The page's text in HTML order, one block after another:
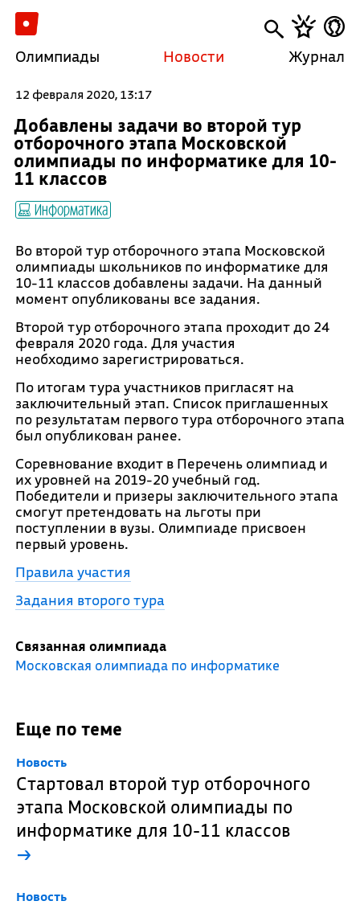
Олимпиады Новости Журнал
12 февраля 2020, 13:17
Добавлены задачи во второй тур
отборочного этапа Московской
олимпиады по информатике для 10-
11 классов
Информатика
Во второй тур отборочного этапа Московской
олимпиады школьников по информатике для
10-11 классов добавлены задачи. На данный
момент опубликованы все задания.
Второй тур отборочного этапа проходит до 24
февраля 2020 года. Для участия
необходимо зарегистрироваться.
По итогам тура участников пригласят на
заключительный этап. Список приглашенных
по результатам первого тура отборочного этапа
был опубликован ранее.
Соревнование входит в Перечень олимпиад и
их уровней на 2019-20 учебный год.
Победители и призеры заключительного этапа
смогут претендовать на льготы при
поступлении в вузы. Олимпиаде присвоен
первый уровень.
Правила участия
Задания второго тура
Связанная олимпиада
Московская олимпиада по информатике
Еще по теме
Новость
Стартовал второй тур отборочного
этапа Московской олимпиады по
информатике для 10-11 классов
→
Новость